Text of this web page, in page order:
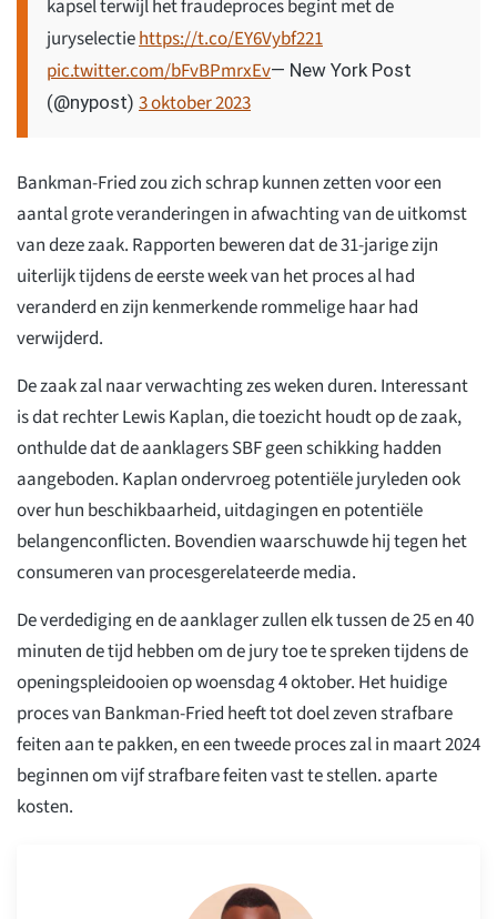
kapsel terwijl het fraudeproces begint met de
juryselectiehttps://t.co/EY6Vybf221
pic.twitter.com/bFvBPmrxEv— New York Post
(@nypost) 3 oktober 2023
Bankman-Fried zou zich schrap kunnen zetten voor een
aantal grote veranderingen in afwachting van de uitkomst
van deze zaak. Rapporten beweren dat de 31-jarige zijn
uiterlijk tijdens de eerste week van het proces al had
veranderd en zijn kenmerkende rommelige haar had
verwijderd.
De zaak zal naar verwachting zes weken duren. Interessant
is dat rechter Lewis Kaplan, die toezicht houdt op de zaak,
onthulde dat de aanklagers SBF geen schikking hadden
aangeboden. Kaplan ondervroeg potentiële juryleden ook
over hun beschikbaarheid, uitdagingen en potentiële
belangenconflicten. Bovendien waarschuwde hij tegen het
consumeren van procesgerelateerde media.
De verdediging en de aanklager zullen elk tussen de 25 en 40
minuten de tijd hebben om de jury toe te spreken tijdens de
openingspleidooien op woensdag 4 oktober. Het huidige
proces van Bankman-Fried heeft tot doel zeven strafbare
feiten aan te pakken, en een tweede proces zal in maart 2024
beginnen om vijf strafbare feiten vast te stellen. aparte
kosten.